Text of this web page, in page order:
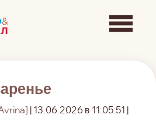
| 13.06.2026 в 11:05:51 |